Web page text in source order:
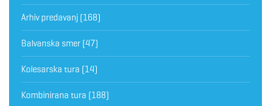
Arhiv predavanj (168)
Balvanska smer (47)
Kolesarska tura (14)
Kombinirana tura (188)